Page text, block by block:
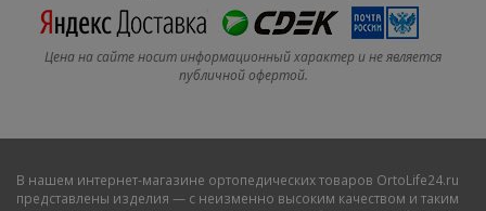
Цена на сайте носит информационный характер и не является
публичной офертой.
В нашем интернет-магазине ортопедических товаров OrtoLife24.ru
представлены изделия — с неизменно высоким качеством и таким